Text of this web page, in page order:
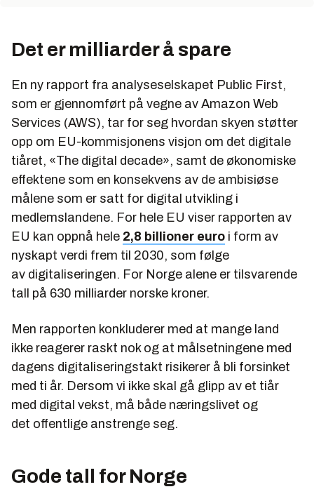
Det er milliarder å spare
En ny rapport fra analyseselskapet Public First,
som er gjennomført på vegne av Amazon Web
Services (AWS), tar for seg hvordan skyen støtter
opp om EU-kommisjonens visjon om det digitale
tiåret, «The digital decade», samt de økonomiske
effektene som en konsekvens av de ambisiøse
målene som er satt for digital utvikling i
medlemslandene. For hele EU viser rapporten av
EU kan oppnå hele 2,8 billioner euro i form av
nyskapt verdi frem til 2030, som følge
av digitaliseringen. For Norge alene er tilsvarende
tall på 630 milliarder norske kroner.
Men rapporten konkluderer med at mange land
ikke reagerer raskt nok og at målsetningene med
dagens digitaliseringstakt risikerer å bli forsinket
med ti år. Dersom vi ikke skal gå glipp av et tiår
med digital vekst, må både næringslivet og
det offentlige anstrenge seg.
Gode tall for Norge